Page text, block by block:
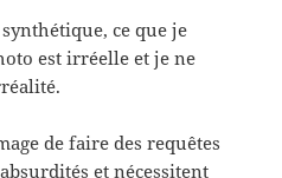
ce que je
est irréelle et je ne
de faire des requêtes
et nécessitent